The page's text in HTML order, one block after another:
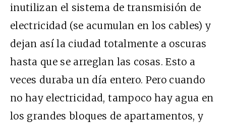
inutilizan el sistema de transmisión de
electricidad (se acumulan en los cables) y
dejan así la ciudad totalmente a oscuras
hasta que se arreglan las cosas. Esto a
veces duraba un día entero. Pero cuando
no hay electricidad, tampoco hay agua en
los grandes bloques de apartamentos, y